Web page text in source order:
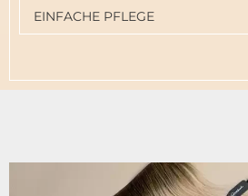
EINFACHE PFLEGE